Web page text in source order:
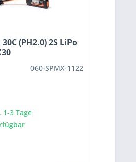
(PH2.0) 2S LiPo
060-SPMX-1122
1-3 Tage